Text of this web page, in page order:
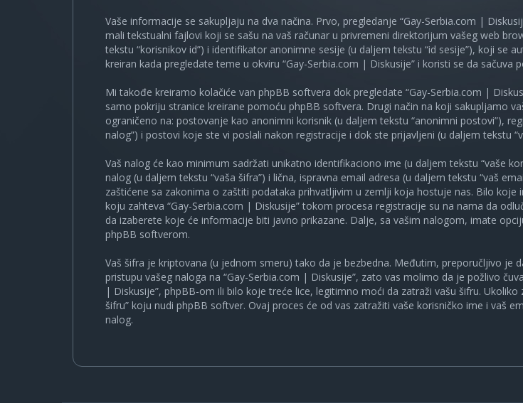
Vaše informacije se sakupljaju na dva načina. Prvo, pregledanje “Gay-Serbia.com |
mali tekstualni fajlovi koji se sašu na vaš računar u privremeni direktorijum vašeg web
tekstu “korisnikov id”) i identifikator anonimne sesije (u daljem tekstu “id sesije”), koji se
kreiran kada pregledate teme u okviru “Gay-Serbia.com | Diskusije” i koristi se da
Mi takođe kreiramo kolačiće van phpBB softvera dok pregledate “Gay-Serbia.com |
samo pokriju stranice kreirane pomoću phpBB softvera. Drugi način na koji sakupljamo
ograničeno na: postovanje kao anonimni korisnik (u daljem tekstu “anonimni postovi”),
nalog”) i postovi koje ste vi poslali nakon registracije i dok ste prijavljeni (u daljem tekstu
Vaš nalog će kao minimum sadržati unikatno identifikaciono ime (u daljem tekstu “vaše
nalog (u daljem tekstu “vaša šifra”) i lična, ispravna email adresa (u daljem tekstu “vaš
zaštićene sa zakonima o zaštiti podataka prihvatljivim u zemlji koja hostuje nas. Bilo
koju zahteva “Gay-Serbia.com | Diskusije” tokom procesa registracije su na nama da
da izaberete koje će informacije biti javno prikazane. Dalje, sa vašim nalogom, imate
phpBB softverom.
Vaš šifra je kriptovana (u jednom smeru) tako da je bezbedna. Međutim, preporučljivo je
pristupu vašeg naloga na “Gay-Serbia.com | Diskusije”, zato vas molimo da je požlivo
| Diskusije”, phpBB-om ili bilo koje treće lice, legitimno moći da zatraži vašu šifru.
šifru” koju nudi phpBB softver. Ovaj proces će od vas zatražiti vaše korisničko ime i vaš
nalog.